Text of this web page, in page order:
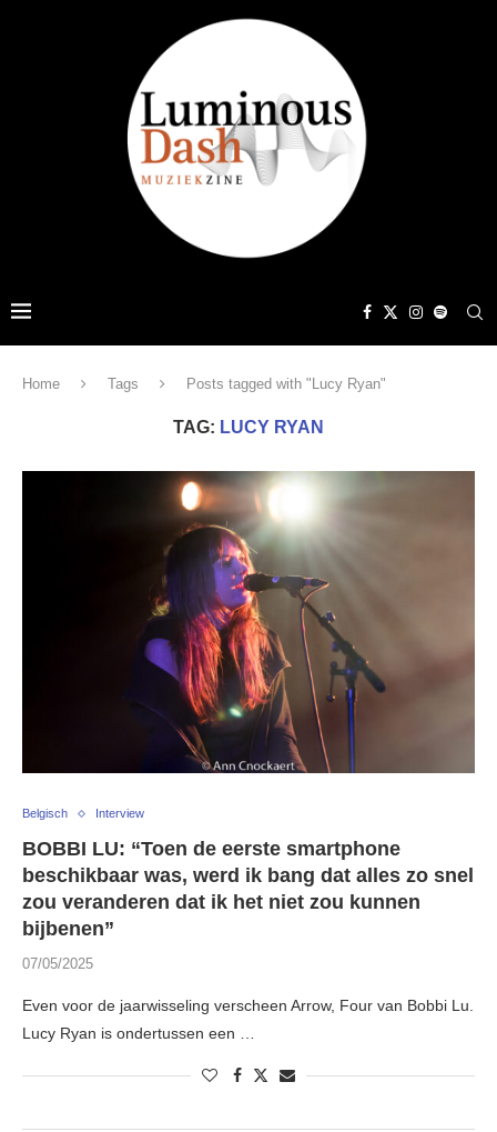
Home Tags Posts tagged with "Lucy Ryan"
TAG: LUCY RYAN
Belgisch Interview
BOBBI LU: “Toen de eerste smartphone
beschikbaar was, werd ik bang dat alles zo snel
zou veranderen dat ik het niet zou kunnen
bijbenen”
07/05/2025
Even voor de jaarwisseling verscheen Arrow, Four van Bobbi Lu.
Lucy Ryan is ondertussen een …